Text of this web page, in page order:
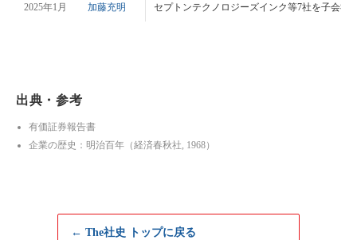
2025年1月 加藤充明 セプトンテクノロジーズインク等7社を子会社
出典・参考
有価証券報告書
企業の歴史：明治百年（経済春秋社, 1968）
← The社史 トップに戻る